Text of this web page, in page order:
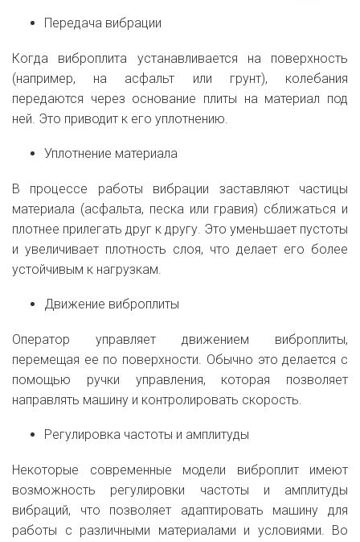
Передача вибрации
Когда виброплита устанавливается на поверхность
(например, на асфальт или грунт), колебания
передаются через основание плиты на материал под
ней. Это приводит к его уплотнению.
Уплотнение материала
В процессе работы вибрации заставляют частицы
материала (асфальта, песка или гравия) сближаться и
плотнее прилегать друг к другу. Это уменьшает пустоты
и увеличивает плотность слоя, что делает его более
устойчивым к нагрузкам.
Движение виброплиты
Оператор управляет движением виброплиты,
перемещая ее по поверхности. Обычно это делается с
помощью ручки управления, которая позволяет
направлять машину и контролировать скорость.
Регулировка частоты и амплитуды
Некоторые современные модели виброплит имеют
возможность регулировки частоты и амплитуды
вибраций, что позволяет адаптировать машину для
работы с различными материалами и условиями. Во